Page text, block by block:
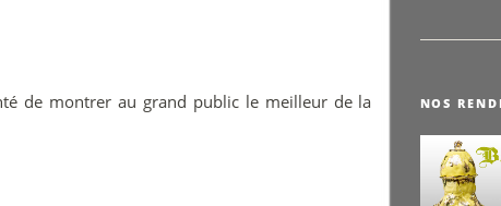
de montrer au grand public le meilleur de la
NOS